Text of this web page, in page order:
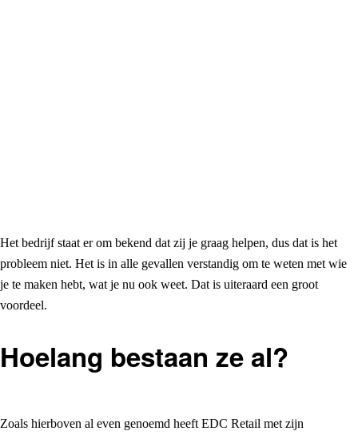
Het bedrijf staat er om bekend dat zij je graag helpen, dus dat is het
probleem niet. Het is in alle gevallen verstandig om te weten met wie
je te maken hebt, wat je nu ook weet. Dat is uiteraard een groot
voordeel.
Hoelang bestaan ze al?
Zoals hierboven al even genoemd heeft EDC Retail met zijn